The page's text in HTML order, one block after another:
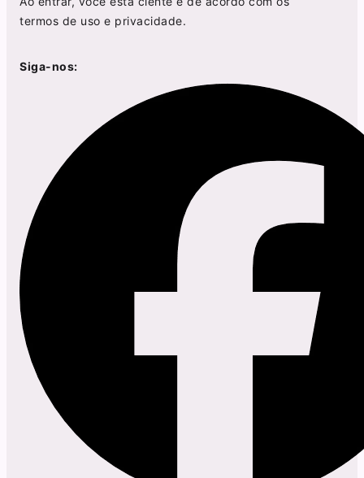
termos de uso e privacidade.
Siga-nos: